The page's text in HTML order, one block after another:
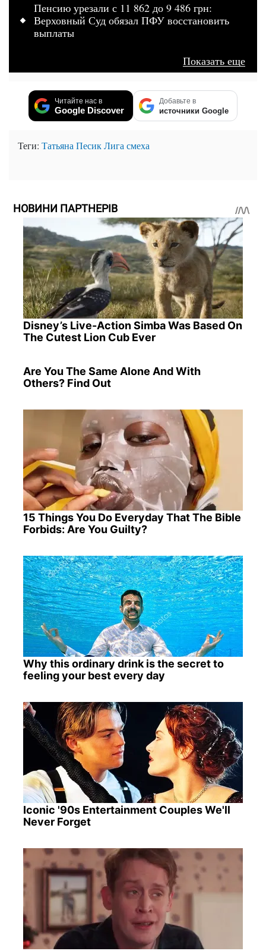
Пенсию урезали с 11 862 до 9 486 грн:
Верховный Суд обязал ПФУ восстановить
выплаты
Показать еще
Читайте нас в
Google Discover
Добавьте в
источники Google
Теги: Татьяна ПесикЛига смеха
НОВИНИ ПАРТНЕРІВ
Disney’s Live-Action Simba Was Based On
The Cutest Lion Cub Ever
Are You The Same Alone And With
Others? Find Out
15 Things You Do Everyday That The Bible
Forbids: Are You Guilty?
Why this ordinary drink is the secret to
feeling your best every day
Iconic '90s Entertainment Couples We'll
Never Forget